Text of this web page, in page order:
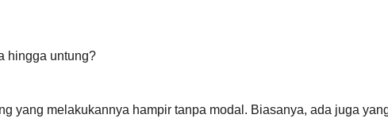
hingga untung?
yang melakukannya hampir tanpa modal. Biasanya, ada juga